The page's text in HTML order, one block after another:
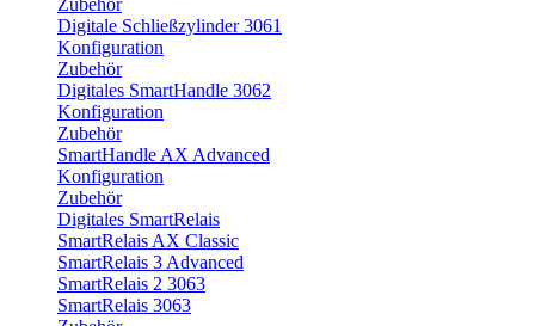
Digitale Schließzylinder 3061
Konfiguration
Zubehör
Digitales SmartHandle 3062
Konfiguration
Zubehör
SmartHandle AX Advanced
Konfiguration
Zubehör
Digitales SmartRelais
SmartRelais AX Classic
SmartRelais 3 Advanced
SmartRelais 2 3063
SmartRelais 3063